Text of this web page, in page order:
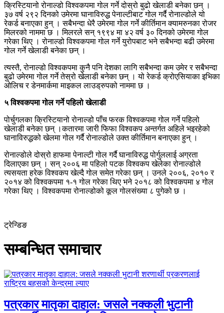
क्रिस्टियानो रोनाल्डो विश्वकपमा गोल गर्ने दोस्रो बुढो खेलाडी बनेका छन् ।
३७ वर्ष २९२ दिनको उमेरमा घानाविरुद्ध पेनाल्टीबाट गोल गर्दै रोनाल्डोले यो
रेकर्ड बनाएका हुन् । सबैभन्दा धेरै उमेरमा गोल गर्ने कीर्तिमान क्यामरुनका रोजर
मिलरको नाममा छ । मिलरले सन् १९९४ मा ४२ वर्ष ३० दिनको उमेरमा गोल
गरेका थिए । रोनाल्डो विश्वकपमा गोल गर्ने युरोपबाट भने सबैभन्दा बढी उमेरमा
गोल गर्ने खेलाडी बनेका छन् ।
त्यस्तै, रोनाल्डो विश्वकपमा कुनै पनि देशका लागि सबैभन्दा कम उमेर र सबैभन्दा
बुढो उमेरमा गोल गर्ने तेस्रो खेलाडी बनेका छन् । यो रेकर्ड क्रोएसियाका इभिका
ओलिच र डेनमार्कमा माइकल लाउड्रुपको नाममा छ ।
५ विश्वकपमा गोल गर्ने पहिलो खेलाडी
पोर्चुगलका क्रिस्टियानो रोनाल्डो पाँच फरक विश्वकपमा गोल गर्ने पहिलो
खेलाडी बनेका छन् ।कतारमा जारी फिफा विश्वकप अन्तर्गत अहिले भइरहेको
घानाविरुद्धको खेलमा गोल गर्दै रोनाल्डोले उक्त कीर्तिमान बनाएका हुन् ।
रोनाल्डोले दोस्रो हाफमा पेनाल्टी गोल गर्दै घानाविरुद्ध पोर्गुललाई अग्रता
दिलाएका छन् । सन् २००६ मा पहिलो पटक विश्वकप खेलेका रोनाल्डोले
त्यसयता हरेक विश्वकप खेल्दै गोल समेत गरेका छन् । उनले २००६, २०१० र
२०१४ को विश्वकपमा १-१ गोल गरेका थिए भने २०१८ को विश्वकपमा ४ गोल
गरेका थिए । विश्वकपमा रोनाल्डोको कूल गोलसंख्या ८ पुगेको छ ।
ट्रेन्डिङ
सम्बन्धित समाचार
पत्रकार मातृका दाहाल: जसले नक्कली भुटानी